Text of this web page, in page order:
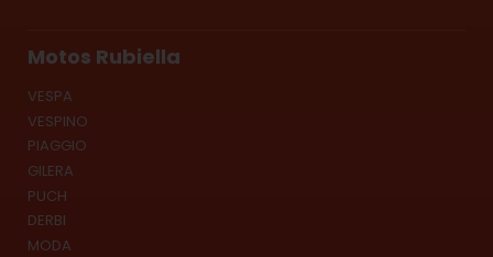
Motos Rubiella
VESPA
VESPINO
PIAGGIO
GILERA
PUCH
DERBI
MODA